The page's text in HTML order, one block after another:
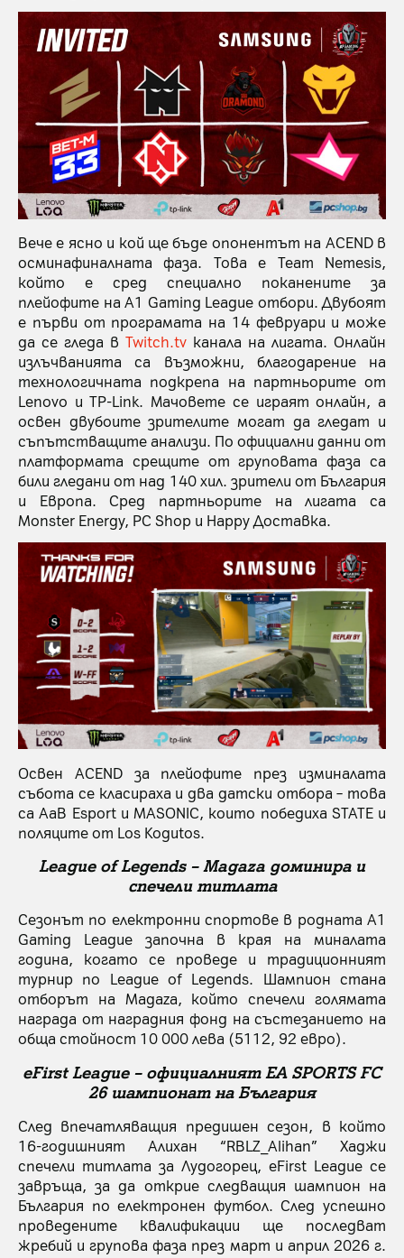
Вече е ясно и кой ще бъде опонентът на ACEND в
осминафиналната фаза. Това е Team Nemesis,
който е сред специално поканените за
плейофите на A1 Gaming League отбори. Двубоят
е първи от програмата на 14 февруари и може
да се гледа в Twitch.tv канала на лигата. Онлайн
излъчванията са възможни, благодарение на
технологичната подкрепа на партньорите от
Lenovo и TP-Link. Мачовете се играят онлайн, а
освен двубоите зрителите могат да гледат и
съпътстващите анализи. По официални данни от
платформата срещите от груповата фаза са
били гледани от над 140 хил. зрители от България
и Европа. Сред партньорите на лигата са
Monster Energy, PC Shop и Happy Доставка.
Освен ACEND за плейофите през изминалата
събота се класираха и два датски отбора – това
са AaB Esport и MASONIC, които победиха SТАТЕ и
поляците от Los Kogutos.
League of Legends – Magaza доминира и
спечели титлата
Сезонът по електронни спортове в родната A1
Gaming League започна в края на миналата
година, когато се проведе и традиционният
турнир по League of Legends. Шампион стана
отборът на Magaza, който спечели голямата
награда от наградния фонд на състезанието на
обща стойност 10 000 лева (5112, 92 евро).
eFirst League – официалният EA SPORTS FC
26 шампионат на България
След впечатляващия предишен сезон, в който
16-годишният Алихан “RBLZ_Alihan” Хаджи
спечели титлата за Лудогорец, eFirst League се
завръща, за да открие следващия шампион на
България по електронен футбол. След успешно
проведените квалификации ще последват
жребий и групова фаза през март и април 2026 г.